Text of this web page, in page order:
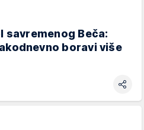
savremenog Beča:
boravi više